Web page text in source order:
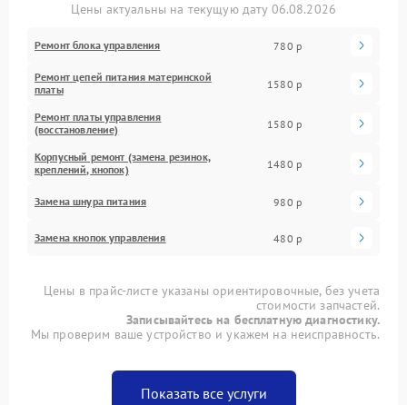
Цены актуальны на текущую дату 06.08.2026
Ремонт блока управления 780 р
Ремонт цепей питания материнской
платы
1580 р
Ремонт платы управления
(восстановление)
1580 р
Корпусный ремонт (замена резинок,
креплений, кнопок)
1480 р
Замена шнура питания 980 р
Замена кнопок управления 480 р
Цены в прайс-листе указаны ориентировочные, без учета
стоимости запчастей.
Записывайтесь на бесплатную диагностику.
Мы проверим ваше устройство и укажем на неисправность.
Показать все услуги